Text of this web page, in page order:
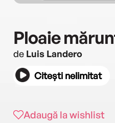
Ploaie
de Luis Landero
Citești nelimitat
Adaugă la wishlist